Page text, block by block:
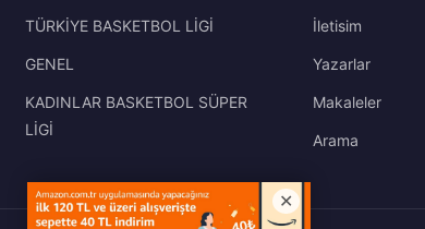
TÜRKİYE BASKETBOL LİGİ
GENEL
KADINLAR BASKETBOL SÜPER
LİGİ
İletisim
Yazarlar
Makaleler
Arama